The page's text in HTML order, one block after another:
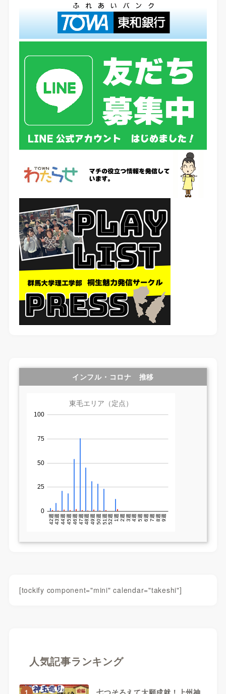
インフル・コロナ 推移
[tockify component="mini" calendar="takeshi"]
人気記事ランキング
1 七つそろえて大願成就！上州神